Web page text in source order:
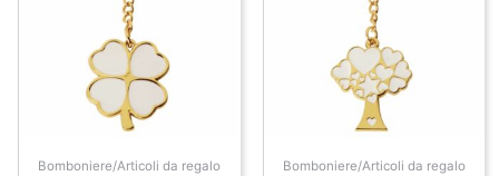
Bomboniere/Articoli da regalo Bomboniere/Articoli da regalo